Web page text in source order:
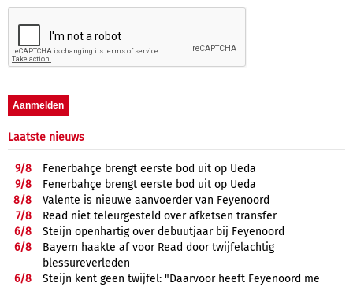
Laatste nieuws
9/8
Fenerbahçe brengt eerste bod uit op Ueda
9/8
Fenerbahçe brengt eerste bod uit op Ueda
8/8
Valente is nieuwe aanvoerder van Feyenoord
7/8
Read niet teleurgesteld over afketsen transfer
6/8
Steijn openhartig over debuutjaar bij Feyenoord
6/8
Bayern haakte af voor Read door twijfelachtig
blessureverleden
6/8
Steijn kent geen twijfel: "Daarvoor heeft Feyenoord me